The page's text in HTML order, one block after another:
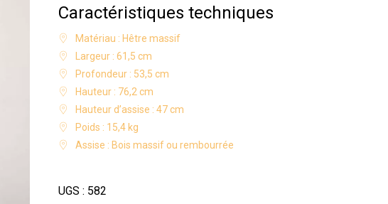
Caractéristiques techniques
Matériau : Hêtre massif
Largeur : 61,5 cm
Profondeur : 53,5 cm
Hauteur : 76,2 cm
Hauteur d’assise : 47 cm
Poids : 15,4 kg
Assise : Bois massif ou rembourrée
UGS : 582